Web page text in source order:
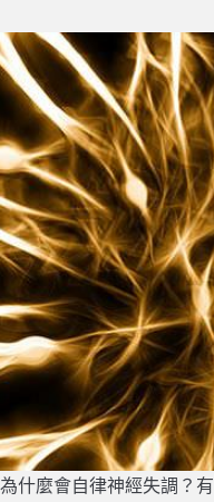
為什麼會自律神經失調？